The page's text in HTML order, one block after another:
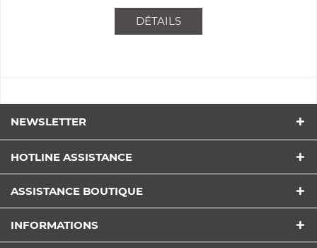
DÉTAILS
NEWSLETTER
HOTLINE ASSISTANCE
ASSISTANCE BOUTIQUE
INFORMATIONS